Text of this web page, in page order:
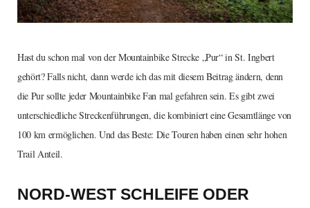
Hast du schon mal von der Mountainbike Strecke „Pur“ in St. Ingbert
gehört? Falls nicht, dann werde ich das mit diesem Beitrag ändern, denn
die Pur sollte jeder Mountainbike Fan mal gefahren sein. Es gibt zwei
unterschiedliche Streckenführungen, die kombiniert eine Gesamtlänge von
100 km ermöglichen. Und das Beste: Die Touren haben einen sehr hohen
Trail Anteil.
NORD-WEST SCHLEIFE ODER